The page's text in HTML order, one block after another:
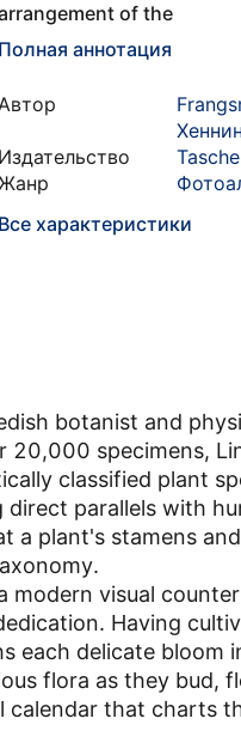
of the
Полная аннотация
Издательство
Все характеристики
botanist and
specimens,
classified plant
parallels with
a plant's stamens
modern visual
Having
each delicate bloom
flora as they bud,
calendar that charts